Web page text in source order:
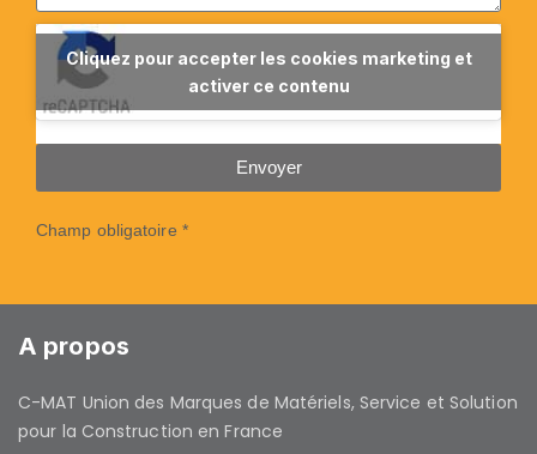
Cliquez pour accepter les cookies marketing et
activer ce contenu
Envoyer
Champ obligatoire *
A propos
C-MAT Union des Marques de Matériels, Service et Solution
pour la Construction en France